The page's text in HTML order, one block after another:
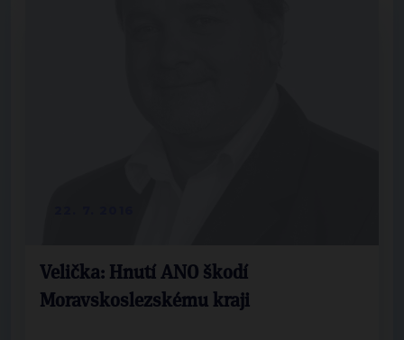
Velička: Hnutí ANO škodí
Moravskoslezskému kraji